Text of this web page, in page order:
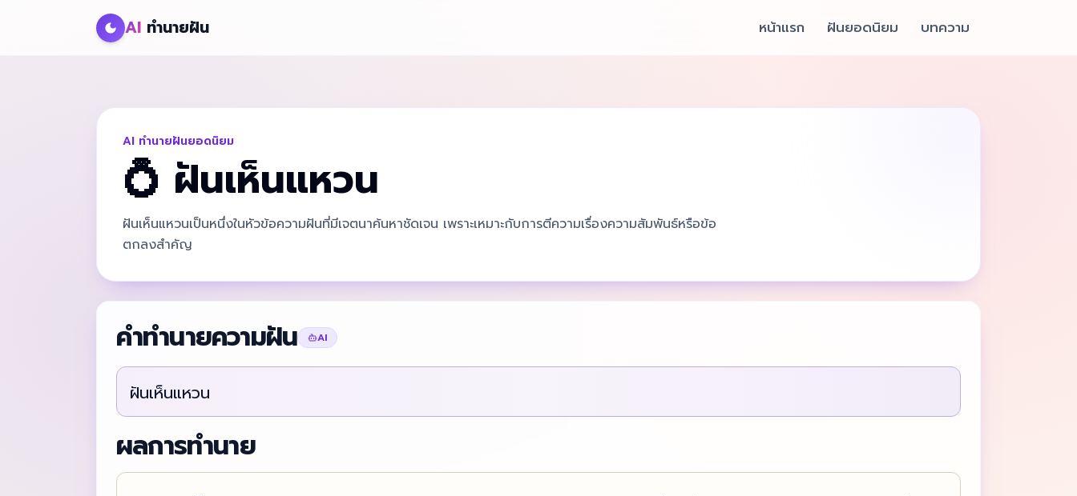
AI ทำนายฝัน หน้าแรก ฝันยอดนิยม บทความ
AI ทำนายฝันยอดนิยม
💍 ฝันเห็นแหวน
ฝันเห็นแหวนเป็นหนึ่งในหัวข้อความฝันที่มีเจตนาค้นหาชัดเจน เพราะเหมาะกับการตีความเรื่องความสัมพันธ์หรือข้อ
ตกลงสำคัญ
คำทำนายความฝัน AI
ฝันเห็นแหวน
ผลการทำนาย